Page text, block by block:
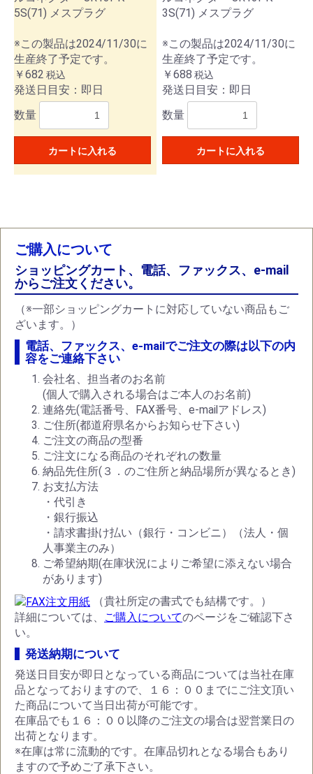
5S(71) メスプラグ
※この製品は2024/11/30に
生産終了予定です。
￥682 税込
発送日目安：即日
数量
カートに入れる
3S(71) メスプラグ
※この製品は2024/11/30に
生産終了予定です。
￥688 税込
発送日目安：即日
数量
カートに入れる
お買い物を続ける カートへ進む
ご購入について
ショッピングカート、電話、ファックス、e-mail
からご注文ください。
（※一部ショッピングカートに対応していない商品もご
ざいます。）
電話、ファックス、e-mailでご注文の際は以下の内
容をご連絡下さい
会社名、担当者のお名前
(個人で購入される場合はご本人のお名前)
連絡先(電話番号、FAX番号、e-mailアドレス)
ご住所(都道府県名からお知らせ下さい)
ご注文の商品の型番
ご注文になる商品のそれぞれの数量
納品先住所(３．のご住所と納品場所が異なるとき)
お支払方法
・代引き
・銀行振込
・請求書掛け払い（銀行・コンビニ）（法人・個
人事業主のみ）
ご希望納期(在庫状況によりご希望に添えない場合
があります)
（貴社所定の書式でも結構です。）
詳細については、
ご購入についてのページをご確認下さ
い。
発送納期について
発送日目安が即日となっている商品については当社在庫
品となっておりますので、１６：００までにご注文頂い
た商品について当日出荷が可能です。
在庫品でも１６：００以降のご注文の場合は翌営業日の
出荷となります。
※在庫は常に流動的です。在庫品切れとなる場合もあり
ますので予めご了承下さい。